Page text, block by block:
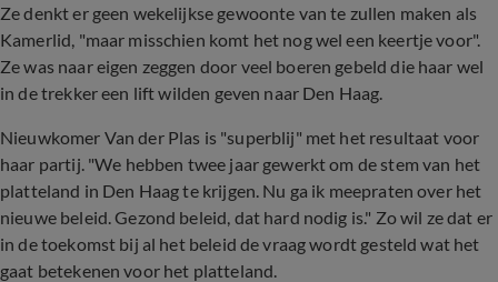
Ze denkt er geen wekelijkse gewoonte van te zullen maken als
Kamerlid, "maar misschien komt het nog wel een keertje voor".
Ze was naar eigen zeggen door veel boeren gebeld die haar wel
in de trekker een lift wilden geven naar Den Haag.
Nieuwkomer Van der Plas is "superblij" met het resultaat voor
haar partij. "We hebben twee jaar gewerkt om de stem van het
platteland in Den Haag te krijgen. Nu ga ik meepraten over het
nieuwe beleid. Gezond beleid, dat hard nodig is." Zo wil ze dat er
in de toekomst bij al het beleid de vraag wordt gesteld wat het
gaat betekenen voor het platteland.